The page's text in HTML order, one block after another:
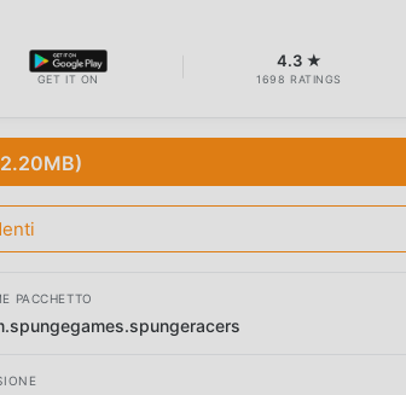
GET IT ON
4.3 ★
1698 RATINGS
PACCHETTO